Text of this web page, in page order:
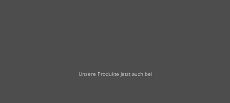
Unsere Produkte jetzt auch bei